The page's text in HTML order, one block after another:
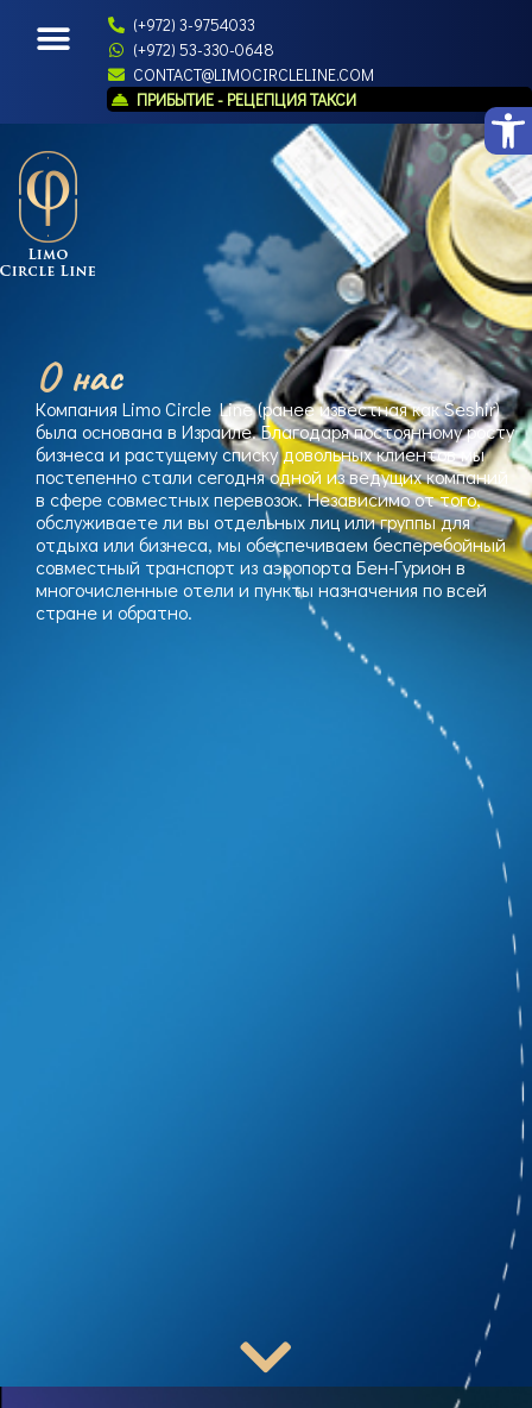
(+972) 3-9754033
(+972) 53-330-0648
CONTACT@LIMOCIRCLELINE.COM
ПРИБЫТИЕ - РЕЦЕПЦИЯ ТАКСИ
О нас
Компания Limo Circle Line (ранее известная как Seshir)
была основана в Израиле. Благодаря постоянному росту
бизнеса и растущему списку довольных клиентов мы
постепенно стали сегодня одной из ведущих компаний
в сфере совместных перевозок. Независимо от того,
обслуживаете ли вы отдельных лиц или группы для
отдыха или бизнеса, мы обеспечиваем бесперебойный
совместный транспорт из аэропорта Бен-Гурион в
многочисленные отели и пункты назначения по всей
стране и обратно.